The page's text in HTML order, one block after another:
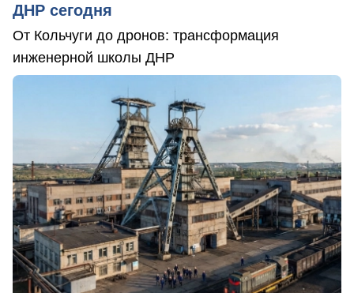
ДНР сегодня
От Кольчуги до дронов: трансформация
инженерной школы ДНР